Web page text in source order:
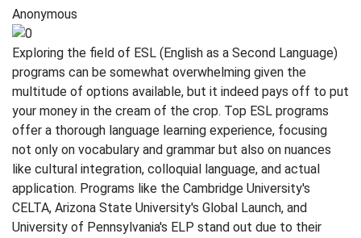
Anonymous
Exploring the field of ESL (English as a Second Language)
programs can be somewhat overwhelming given the
multitude of options available, but it indeed pays off to put
your money in the cream of the crop. Top ESL programs
offer a thorough language learning experience, focusing
not only on vocabulary and grammar but also on nuances
like cultural integration, colloquial language, and actual
application. Programs like the Cambridge University's
CELTA, Arizona State University's Global Launch, and
University of Pennsylvania's ELP stand out due to their